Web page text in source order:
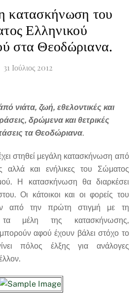
κατασκήνωση του
Ελληνικού
στα Θεοδώριανα.
31 Ιούλιος 2012
νιάτα, ζωή, εθελοντικές και
δρώμενα και θετρικές
τα Θεοδώριανα.
στηθεί μεγάλη κατασκήνωση από
αλλά και ενήλικες του Σώματος
Η κατασκήνωση θα διαρκέσει
Οι κάτοικοι και οι φορείς του
από την πρώτη στιγμή με τη
τα μέλη της κατασκήνωσης,
αφού έχουν βάλει στόχο το
πόλος έλξης για ανάλογες